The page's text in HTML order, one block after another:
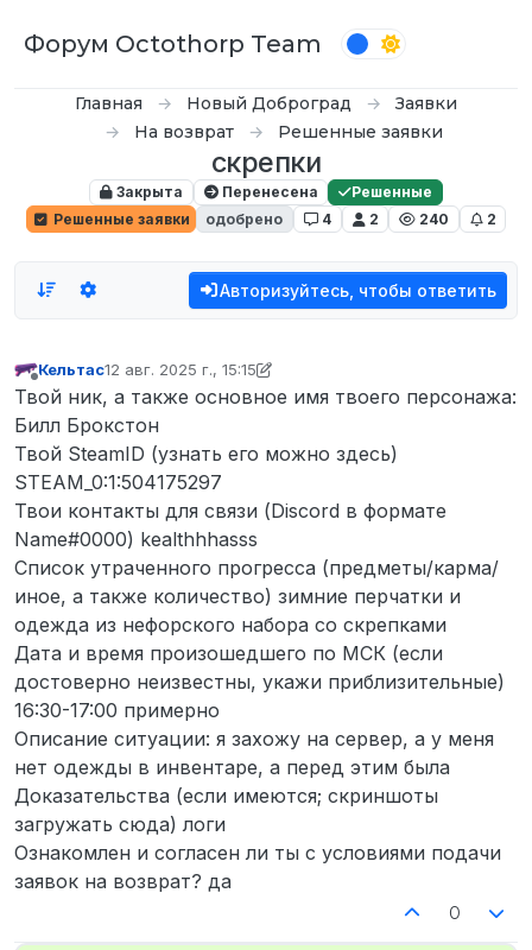
Форум Octothorp Team
Главная Новый Доброград
Заявки
На возврат
Решенные заявки
скрепки
Закрыта Перенесена
Решенные
Решенные заявки
одобрено 4 2 240 2
Авторизуйтесь, чтобы ответить
Не в сети
Кельтас12 авг. 2025 г., 15:15
отредактировано Кельтас
Твой ник, а также основное имя твоего персонажа:
Билл Брокстон
Твой SteamID (узнать его можно здесь)
STEAM_0:1:504175297
Твои контакты для связи (Discord в формате
Name#0000) kealthhhasss
Список утраченного прогресса (предметы/карма/
иное, а также количество) зимние перчатки и
одежда из нефорского набора со скрепками
Дата и время произошедшего по МСК (если
достоверно неизвестны, укажи приблизительные)
16:30-17:00 примерно
Описание ситуации: я захожу на сервер, а у меня
нет одежды в инвентаре, а перед этим была
Доказательства (если имеются; скриншоты
загружать сюда) логи
Ознакомлен и согласен ли ты с условиями подачи
заявок на возврат? да
0